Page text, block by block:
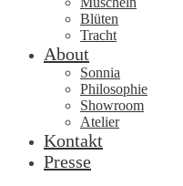
Blüten
Tracht
About
Sonnia
Philosophie
Showroom
Atelier
Kontakt
Presse